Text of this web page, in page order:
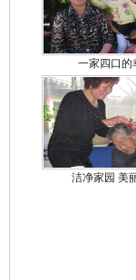
一家四口的
洁净家园 美